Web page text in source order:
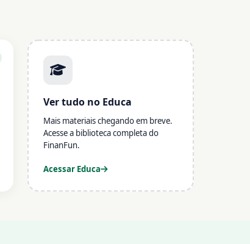
Ver tudo no Educa
Mais materiais chegando em breve.
Acesse a biblioteca completa do
FinanFun.
Acessar Educa